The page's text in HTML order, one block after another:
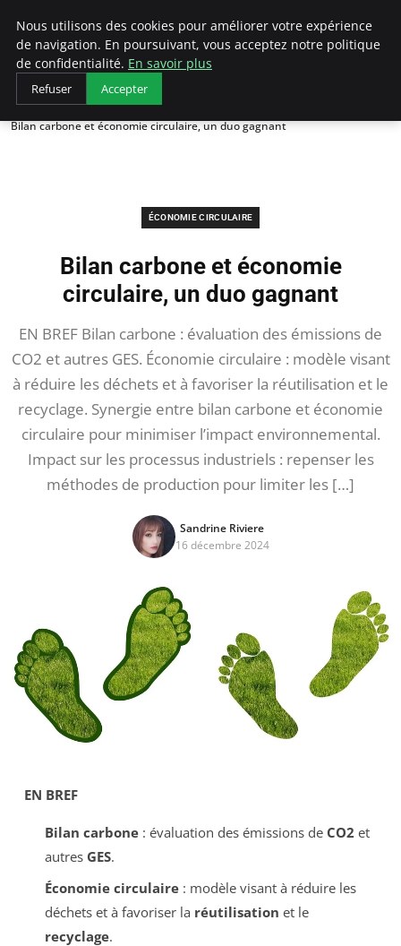
Arcticclimateemergency
Accueil
Économie circulaire
Bilan carbone et économie circulaire, un duo gagnant
ÉCONOMIE CIRCULAIRE
Bilan carbone et économie
circulaire, un duo gagnant
EN BREF Bilan carbone : évaluation des émissions de
CO2 et autres GES. Économie circulaire : modèle visant
à réduire les déchets et à favoriser la réutilisation et le
recyclage. Synergie entre bilan carbone et économie
circulaire pour minimiser l’impact environnemental.
Impact sur les processus industriels : repenser les
méthodes de production pour limiter les […]
Sandrine Riviere
16 décembre 2024
EN BREF
Bilan carbone: évaluation des émissions de CO2 et
autres GES.
Économie circulaire: modèle visant à réduire les
déchets et à favoriser la réutilisation et le
recyclage.
Nous utilisons des cookies pour améliorer votre expérience
de navigation. En poursuivant, vous acceptez notre politique
de confidentialité. En savoir plus
Refuser Accepter